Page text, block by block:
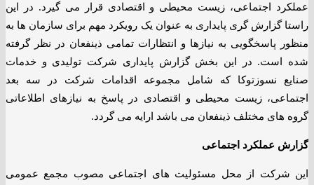
عملکرد اجتماعی، زیست محیطی و اقتصادی قرار می گیرد. در این
راستا گزارش گری پایداری به عنوان یک رویکرد مهم برای سازمان ها به
منظور پاسخگویی به نیازها و انتظارات تمامی ذینفعان در نظر گرفته
شده است. در این بخش گزارش پایداری شرکت تولیدی و خدمات
صنایع نسوزتوکا که شامل مجموعه اقدامات شرکت در سه بعد
اجتماعی، زیست محیطی و اقتصادی در پاسخ به نیازهای اطلاعاتی
گروه های مختلف ذینفعان می باشد ارایه می گردد.
گزارش عملکرد اجتماعی
این شرکت از محل مسئولیت های اجتماعی مصوب مجمع عمومی